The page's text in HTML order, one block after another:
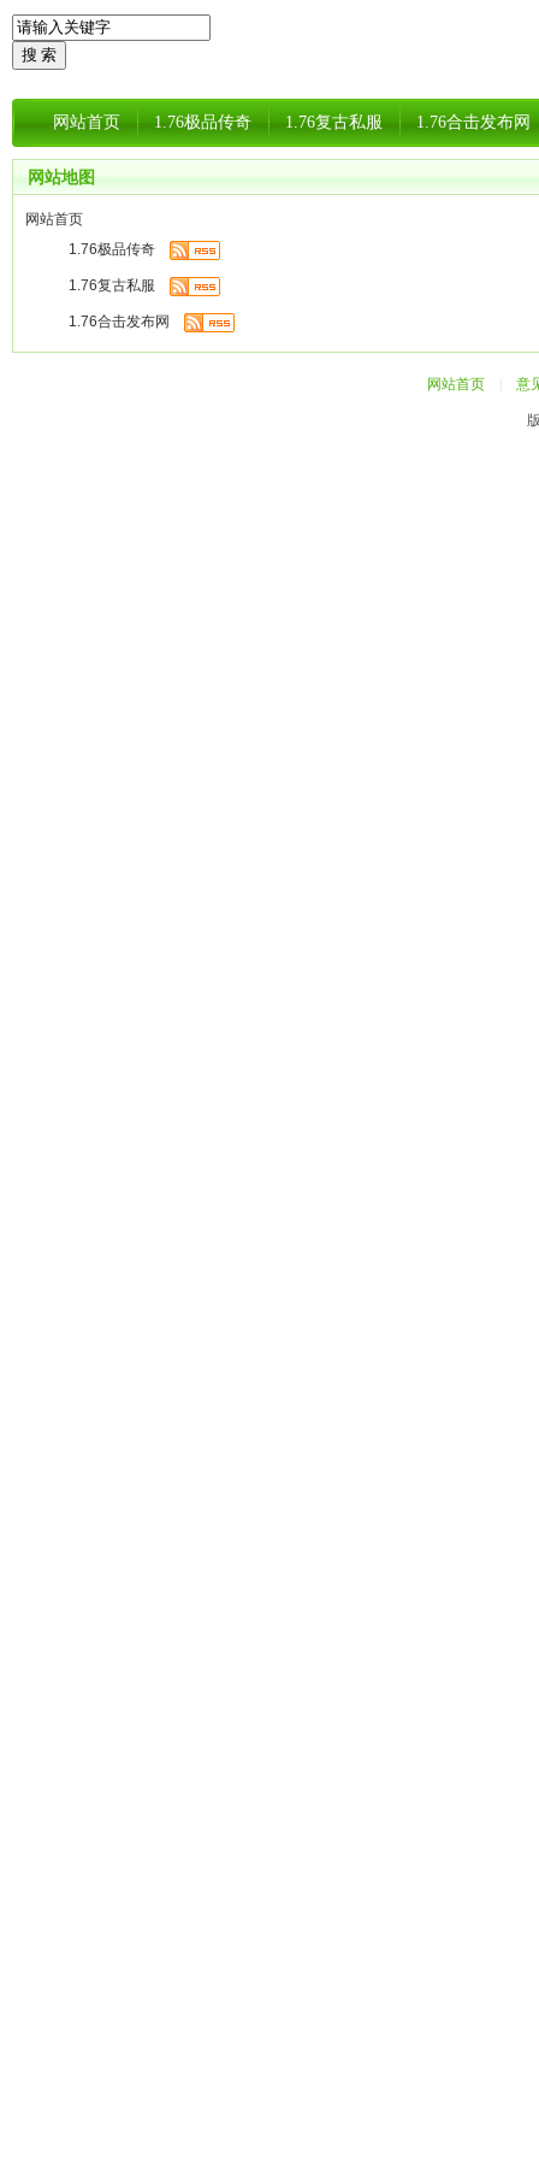
网站首页 1.76极品传奇 1.76复古私服 1.76合击发布网
网站地图
网站首页
1.76极品传奇
1.76复古私服
1.76合击发布网
网站首页 意